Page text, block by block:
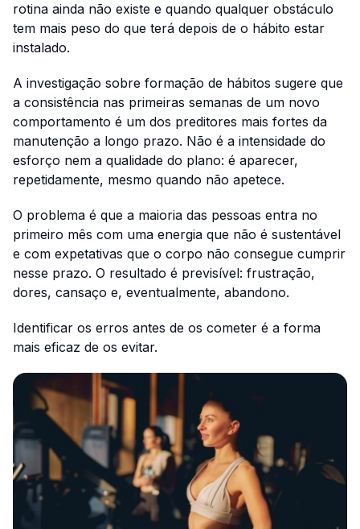
rotina ainda não existe e quando qualquer obstáculo
tem mais peso do que terá depois de o hábito estar
instalado.
A investigação sobre formação de hábitos sugere que
a consistência nas primeiras semanas de um novo
comportamento é um dos preditores mais fortes da
manutenção a longo prazo. Não é a intensidade do
esforço nem a qualidade do plano: é aparecer,
repetidamente, mesmo quando não apetece.
O problema é que a maioria das pessoas entra no
primeiro mês com uma energia que não é sustentável
e com expetativas que o corpo não consegue cumprir
nesse prazo. O resultado é previsível: frustração,
dores, cansaço e, eventualmente, abandono.
Identificar os erros antes de os cometer é a forma
mais eficaz de os evitar.